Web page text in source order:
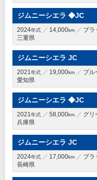
ジムニーシエラ ◆JC
2024年式 14,000km ブラ
三重県
ジムニーシエラ JC
2021年式 19,000km ブル
愛知県
ジムニーシエラ ◆JC
2021年式 58,000km グリ
兵庫県
ジムニーシエラ JC
2024年式 17,000km ブラ
長崎県